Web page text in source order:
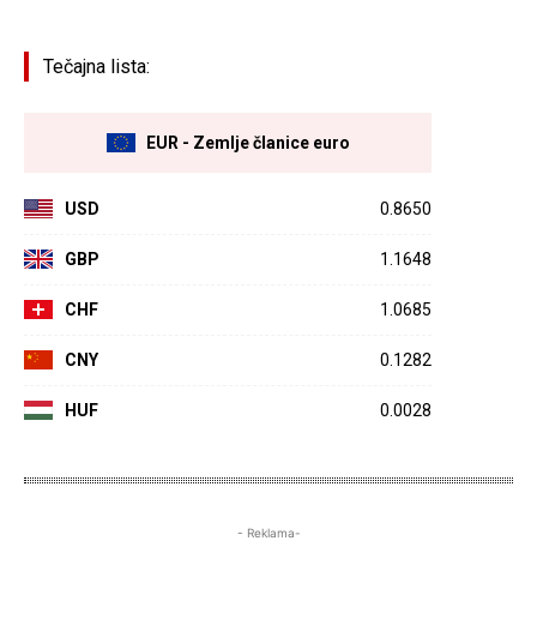
Tečajna lista:
EUR - Zemlje članice euro
USD 0.8650
GBP 1.1648
CHF 1.0685
CNY 0.1282
HUF 0.0028
- Reklama-